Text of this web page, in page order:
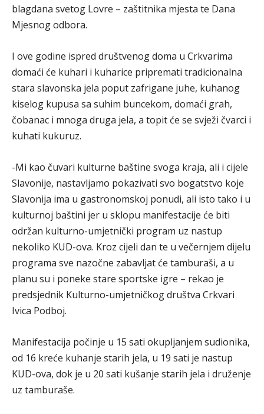
blagdana svetog Lovre – zaštitnika mjesta te Dana
Mjesnog odbora.
I ove godine ispred društvenog doma u Crkvarima
domaći će kuhari i kuharice pripremati tradicionalna
stara slavonska jela poput zafrigane juhe, kuhanog
kiselog kupusa sa suhim buncekom, domaći grah,
čobanac i mnoga druga jela, a topit će se svježi čvarci i
kuhati kukuruz.
-Mi kao čuvari kulturne baštine svoga kraja, ali i cijele
Slavonije, nastavljamo pokazivati svo bogatstvo koje
Slavonija ima u gastronomskoj ponudi, ali isto tako i u
kulturnoj baštini jer u sklopu manifestacije će biti
održan kulturno-umjetnički program uz nastup
nekoliko KUD-ova. Kroz cijeli dan te u večernjem dijelu
programa sve nazočne zabavljat će tamburaši, a u
planu su i poneke stare sportske igre – rekao je
predsjednik Kulturno-umjetničkog društva Crkvari
Ivica Podboj.
Manifestacija počinje u 15 sati okupljanjem sudionika,
od 16 kreće kuhanje starih jela, u 19 sati je nastup
KUD-ova, dok je u 20 sati kušanje starih jela i druženje
uz tamburaše.